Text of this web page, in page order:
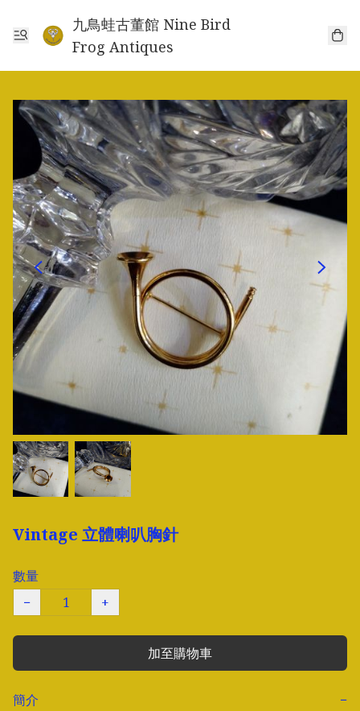
九鳥蛙古董館 Nine Bird
Frog Antiques
Vintage 立體喇叭胸針
數量
−
+
加至購物車
簡介
−